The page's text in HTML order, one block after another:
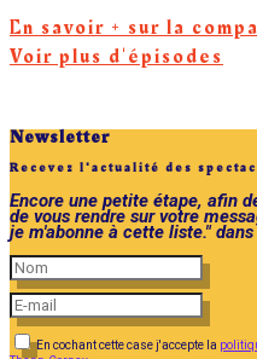
En savoir + sur la
Voir plus d'épisodes
Newsletter
Recevez l'actualité des
Encore une petite étape, afin
de vous rendre sur votre
je m'abonne à cette liste."
En cochant cette case j'accepte la